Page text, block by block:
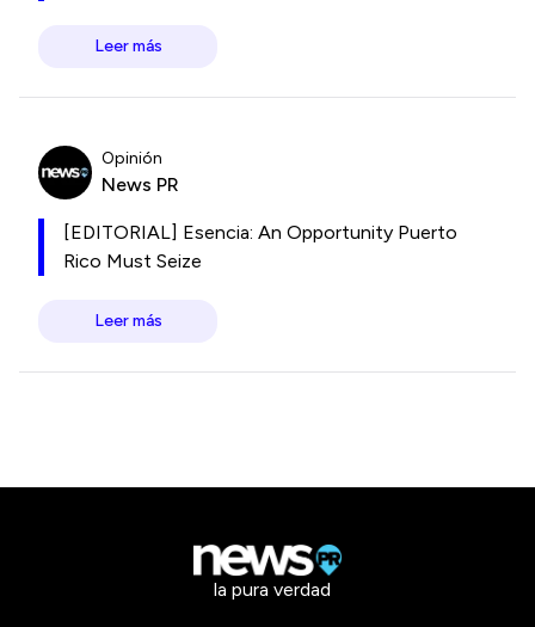
Leer más
Opinión
News PR
[EDITORIAL] Esencia: An Opportunity Puerto
Rico Must Seize
Leer más
la pura verdad